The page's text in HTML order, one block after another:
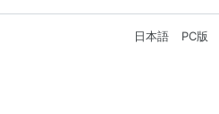
日本語 PC版